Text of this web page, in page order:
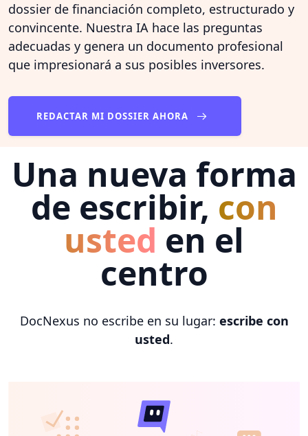
dossier de financiación completo, estructurado y
convincente. Nuestra IA hace las preguntas
adecuadas y genera un documento profesional
que impresionará a sus posibles inversores.
REDACTAR MI DOSSIER AHORA
Una nueva forma
de escribir, con
usted en el
centro
DocNexus no escribe en su lugar: escribe con
usted.